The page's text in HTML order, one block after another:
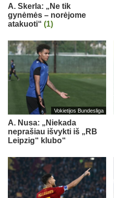
A. Skerla: „Ne tik
gynėmės – norėjome
atakuoti“ (1)
Vokietijos Bundesliga
A. Nusa: „Niekada
neprašiau išvykti iš „RB
Leipzig“ klubo“